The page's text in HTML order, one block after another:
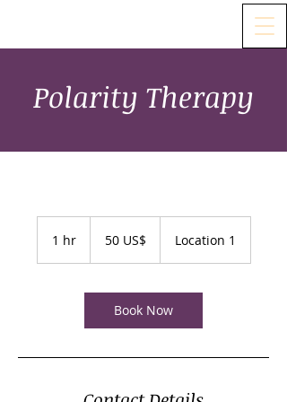
Polarity Therapy
1 hr1
estadounidenses
50 US$ Location 1
Book Now